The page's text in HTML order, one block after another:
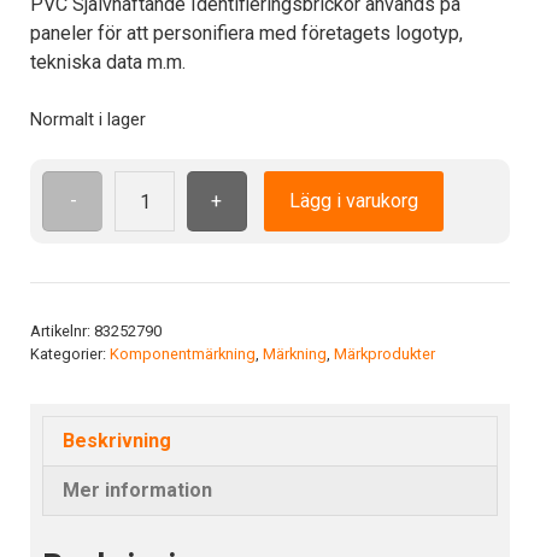
paneler för att personifiera med företagets logotyp,
tekniska data m.m.
Normalt i lager
-
Självhäftande
+ Lägg i varukorg
Artikelnr: 83252790
Kategorier: Komponentmärkning, Märkning, Märkprodukter
Beskrivning
Mer information